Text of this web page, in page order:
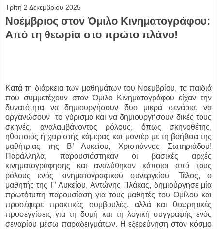
Τρίτη 2 Δεκεμβρίου 2025
Νοέμβριος στον Όμιλο Κινηματογράφου:
Από τη θεωρία στο πρώτο πλάνο!
Κατά τη διάρκεια των μαθημάτων του Νοεμβρίου, τα παιδιά
που συμμετέχουν στον Όμιλο Κινηματογράφου είχαν την
δυνατότητα να δημιουργήσουν δύο μικρά σενάρια, να
οργανώσουν το γύρισμα και να δημιουργήσουν δικές τους
σκηνές, αναλαμβάνοντας ρόλους, όπως σκηνοθέτης,
ηθοποιός ή χειριστής κάμερας και μοντέρ με τη βοήθεια της
μαθήτριας της Β’ Λυκείου, Χριστιάννας Σωτηριάδου!
Παράλληλα, παρουσιάστηκαν οι βασικές αρχές
κινηματογράφησης και αναλύθηκαν κάποιοι από τους
ρόλους ενός κινηματογραφικού συνεργείου. Τέλος, ο
μαθητής της Γ’ Λυκείου, Αντώνης Πλάκας, δημιούργησε μία
πρωτότυπη παρουσίαση για τους μαθητές του Ομίλου και
προσέφερε πρακτικές συμβουλές, αλλά και θεωρητικές
προσεγγίσεις για τη δομή και τη λογική συγγραφής ενός
σεναρίου μέσω παραδειγμάτων. Η εξερεύνηση στον κόσμο